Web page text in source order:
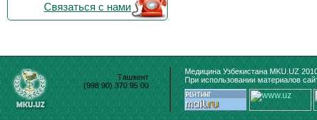
Связаться с нами
Ташкент
(998 90) 370 95 00
Медицина Узбекистана MKU.UZ
При использовании материалов